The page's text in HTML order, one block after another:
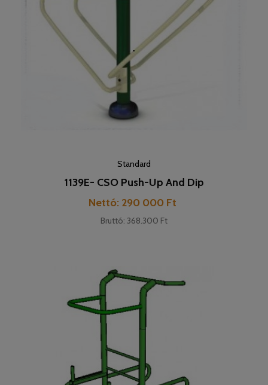
Standard
1139E- CSO Push-Up And Dip
Pret
Nettó: 290 000 Ft
Bruttó: 368.300 Ft